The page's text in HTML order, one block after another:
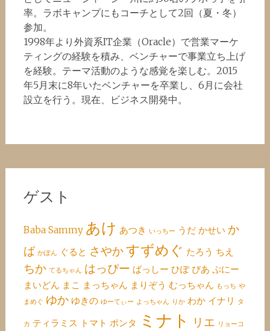
率。ラボキャンプにもコーチとして2回（夏・冬）
参加。
1998年より外資系IT企業（Oracle）で営業マーケ
ティングの経験を積み、ベンチャーで事業立ち上げ
を経験。テーマ活動のような感覚を楽しむ。2015
年5月末に8年いたベンチャーを卒業し、6月に会社
設立を行う。現在、ビジネス開発中。
ゲスト
Baba Sammy あけ あつき いっちー うだ かせい か
ば かぽん ぐると さやかすずめぐ たろう ちえ
ちか てるちゃん はっぴー ばっしー ひぽ ぴあ ぷにー
まいどん まこ まっちゃん まりぞう むっちゃん もっち や
まめぐ ゆか ゆきの ゆーてぃー よっちゃん りか わか イナリ タ
カ ティラミス トマト ポンタ ミナト リエ リョーコ